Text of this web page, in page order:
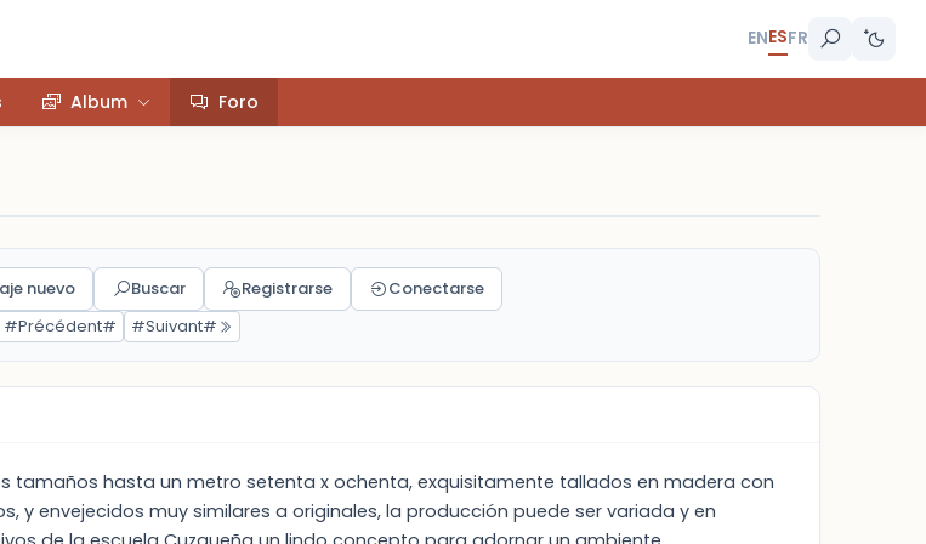
ENESFR
Album Foro
nuevo Buscar Registrarse
Conectarse
#Précédent#
#Suivant#
tamaños hasta un metro setenta x ochenta, exquisitamente tallados en madera con
y envejecidos muy similares a originales, la producción puede ser variada y en